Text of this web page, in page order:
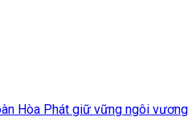
Hòa Phát giữ vững ngôi vương